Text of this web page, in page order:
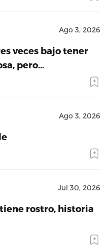
Ago 3, 2026
veces bajo tener
pero…
Ago 3, 2026
Jul 30, 2026
rostro, historia